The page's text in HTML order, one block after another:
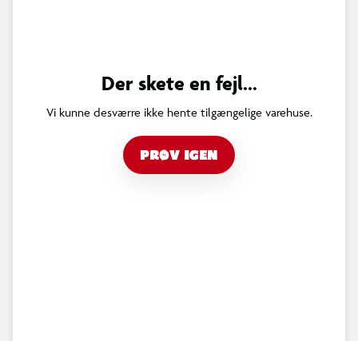
Der skete en fejl...
Vi kunne desværre ikke hente tilgængelige varehuse.
PRØV IGEN